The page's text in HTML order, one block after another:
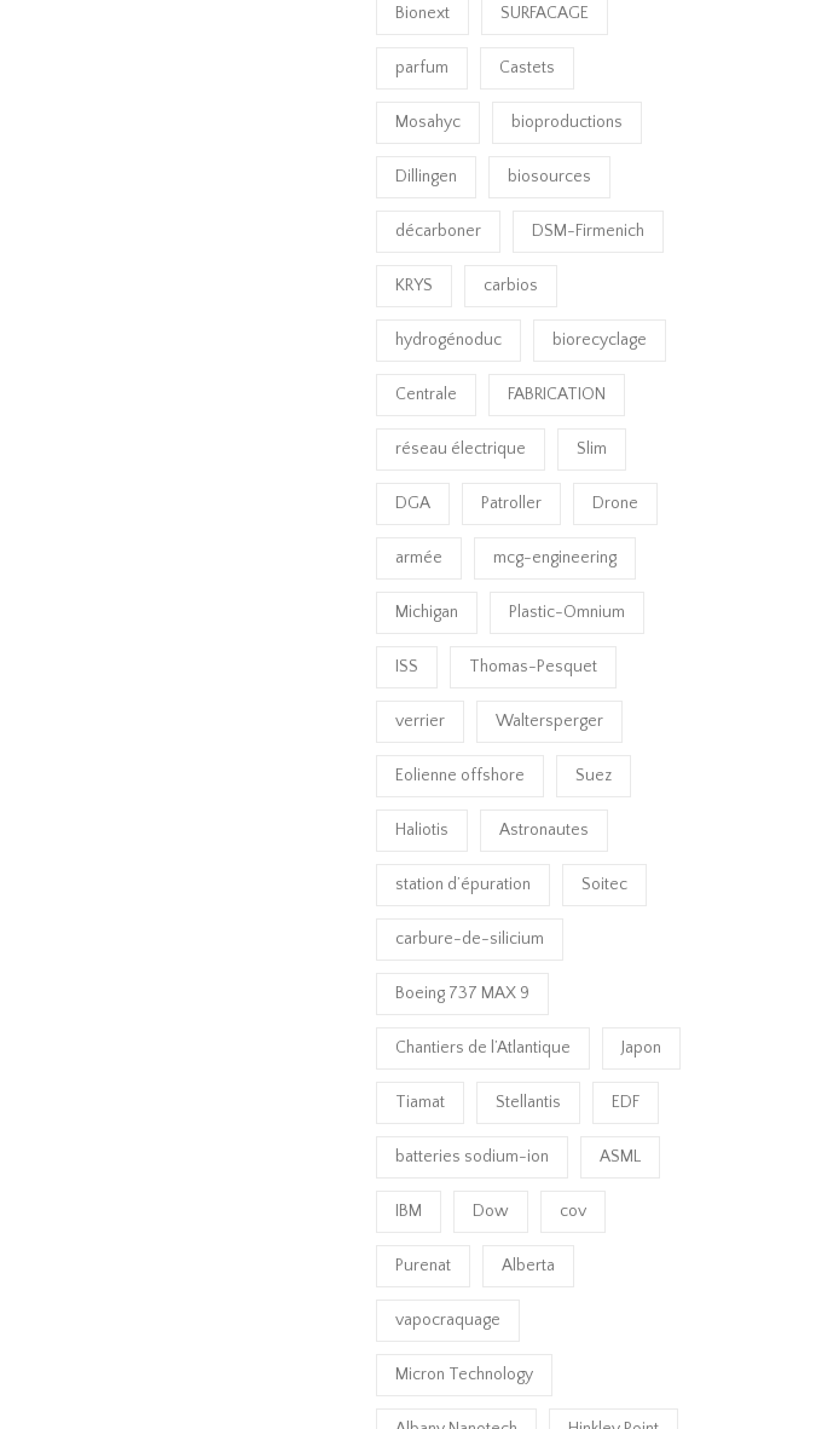
Bionext SURFACAGE
parfum Castets
Mosahyc bioproductions
Dillingen biosources
décarboner DSM-Firmenich
KRYS carbios
hydrogénoduc biorecyclage
Centrale FABRICATION
réseau électrique Slim
DGA Patroller Drone
armée mcg-engineering
Michigan Plastic-Omnium
ISS Thomas-Pesquet
verrier Waltersperger
Eolienne offshore Suez
Haliotis Astronautes
station d’épuration Soitec
carbure-de-silicium
Boeing 737 MAX 9
Chantiers de l’Atlantique Japon
Tiamat Stellantis EDF
batteries sodium-ion ASML
IBM Dow cov
Purenat Alberta
vapocraquage
Micron Technology